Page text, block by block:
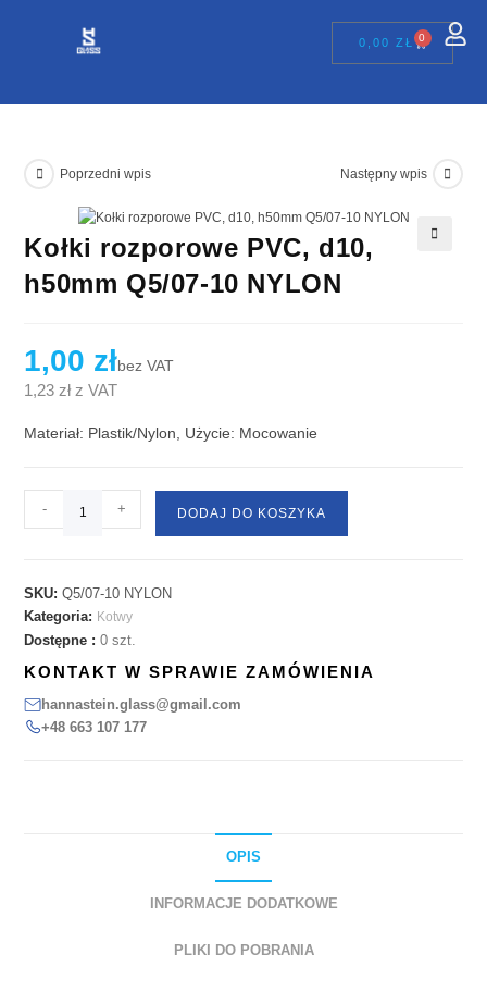
0,00 ZŁ 0
Poprzedni wpis Następny wpis
Kołki rozporowe PVC, d10,
h50mm Q5/07-10 NYLON
1,00 złbez VAT
1,23 złz VAT
Materiał: Plastik/Nylon, Użycie: Mocowanie
- + DODAJ DO KOSZYKA
SKU:Q5/07-10 NYLON
Kategoria: Kotwy
Dostępne :0 szt.
KONTAKT W SPRAWIE ZAMÓWIENIA
hannastein.glass@gmail.com
+48 663 107 177
OPIS
INFORMACJE DODATKOWE
PLIKI DO POBRANIA